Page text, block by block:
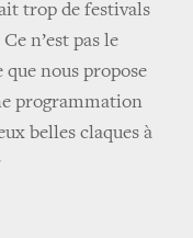
trop de festivals
n’est pas le
nous propose
programmation
belles claques à